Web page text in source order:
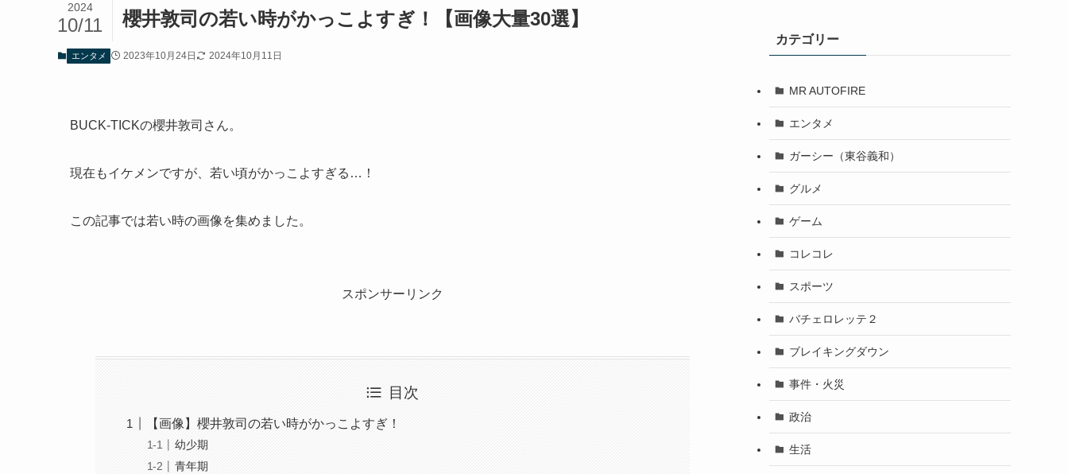
櫻井敦司の若い時がかっこよすぎ！【画像大量30選】
2024
10/11
エンタメ 2023年10月24日 2024年10月11日
BUCK-TICKの櫻井敦司さん。
現在もイケメンですが、若い頃がかっこよすぎる…！
この記事では若い時の画像を集めました。
スポンサーリンク
目次
【画像】櫻井敦司の若い時がかっこよすぎ！
幼少期
青年期
カテゴリー
MR AUTOFIRE
エンタメ
ガーシー（東谷義和）
グルメ
ゲーム
コレコレ
スポーツ
バチェロレッテ２
ブレイキングダウン
事件・火災
政治
生活